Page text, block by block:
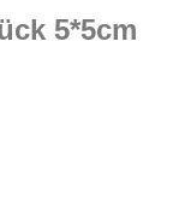
5*5cm